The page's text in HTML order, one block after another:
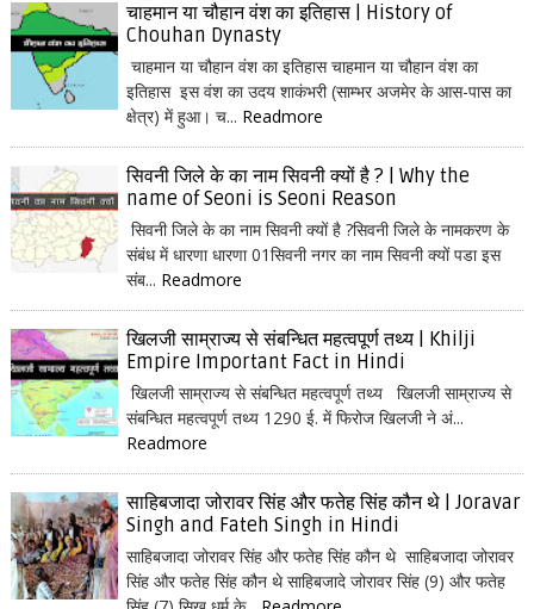
चाहमान या चौहान वंश का इतिहास | History of
Chouhan Dynasty
चाहमान या चौहान वंश का इतिहास चाहमान या चौहान वंश का
इतिहास इस वंश का उदय शाकंभरी (साम्भर अजमेर के आस-पास का
क्षेत्र) में हुआ। च... Readmore
सिवनी जिले के का नाम सिवनी क्यों है ? | Why the
name of Seoni is Seoni Reason
सिवनी जिले के का नाम सिवनी क्यों है ?सिवनी जिले के नामकरण के
संबंध में धारणा धारणा 01सिवनी नगर का नाम सिवनी क्यों पडा इस
संब... Readmore
खिलजी साम्राज्य से संबन्धित महत्वपूर्ण तथ्य | Khilji
Empire Important Fact in Hindi
खिलजी साम्राज्य से संबन्धित महत्वपूर्ण तथ्य खिलजी साम्राज्य से
संबन्धित महत्वपूर्ण तथ्य 1290 ई. में फिरोज खिलजी ने अं...
Readmore
साहिबजादा जोरावर सिंह और फतेह सिंह कौन थे | Joravar
Singh and Fateh Singh in Hindi
साहिबजादा जोरावर सिंह और फतेह सिंह कौन थे साहिबजादा जोरावर
सिंह और फतेह सिंह कौन थे साहिबजादे जोरावर सिंह (9) और फतेह